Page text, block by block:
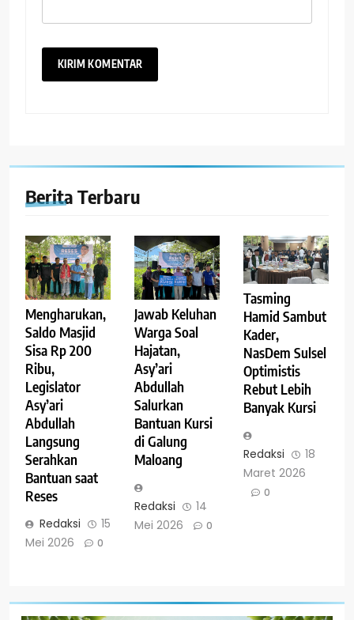
Berita Terbaru
Mengharukan,
Saldo Masjid
Sisa Rp 200
Ribu,
Legislator
Asy’ari
Abdullah
Langsung
Serahkan
Bantuan saat
Reses
Redaksi
15
Mei 2026
0
Jawab Keluhan
Warga Soal
Hajatan,
Asy’ari
Abdullah
Salurkan
Bantuan Kursi
di Galung
Maloang
Redaksi
14
Mei 2026
0
Tasming
Hamid Sambut
Kader,
NasDem Sulsel
Optimistis
Rebut Lebih
Banyak Kursi
Redaksi
18
Maret 2026
0